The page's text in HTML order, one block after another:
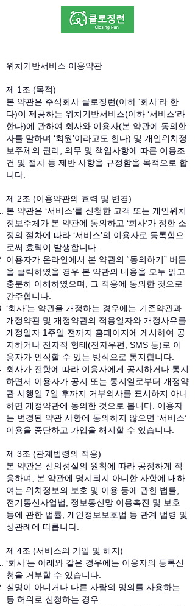
위치기반서비스 이용약관
제 1조 (목적)
본 약관은 주식회사 클로징런(이하 ‘회사’라 한
다)이 제공하는 위치기반서비스(이하 ‘서비스’라
한다)에 관하여 회사와 이용자(본 약관에 동의한
자를 말하며 ‘회원’이라고도 한다) 및 개인위치정
보주체의 권리, 의무 및 책임사항에 따른 이용조
건 및 절차 등 제반 사항을 규정함을 목적으로 합
니다.
제 2조 (이용약관의 효력 및 변경)
본 약관은 ‘서비스’를 신청한 고객 또는 개인위치
정보주체가 본 약관에 동의하고 ‘회사’가 정한 소
정의 절차에 따라 ‘서비스’의 이용자로 등록함으
로써 효력이 발생합니다.
이용자가 온라인에서 본 약관의 “동의하기” 버튼
을 클릭하였을 경우 본 약관의 내용을 모두 읽고
충분히 이해하였으며, 그 적용에 동의한 것으로
간주합니다.
‘회사’는 약관을 개정하는 경우에는 기존약관과
개정약관 및 개정약관의 적용일자와 개정사유를
개정일자 1주일 전까지 홈페이지에 게시하여 공
지하거나 전자적 형태(전자우편, SMS 등)로 이
용자가 인식할 수 있는 방식으로 통지합니다.
회사가 전항에 따라 이용자에게 공지하거나 통지
하면서 이용자가 공지 또는 통지일로부터 개정약
관 시행일 7일 후까지 거부의사를 표시하지 아니
하면 개정약관에 동의한 것으로 봅니다. 이용자
는 변경된 약관 사항에 동의하지 않으면 ‘서비스’
이용을 중단하고 가입을 해지할 수 있습니다.
제 3조 (관계법령의 적용)
본 약관은 신의성실의 원칙에 따라 공정하게 적
용하며, 본 약관에 명시되지 아니한 사항에 대하
여는 위치정보의 보호 및 이용 등에 관한 법률,
전기통신사업법, 정보통신망 이용촉진 및 보호
등에 관한 법률, 개인정보보호법 등 관계 법령 및
상관례에 따릅니다.
제 4조 (서비스의 가입 및 해지)
‘회사’는 아래와 같은 경우에는 이용자의 등록신
청을 거부할 수 있습니다.
실명이 아니거나 다른 사람의 명의를 사용하는
등 허위로 신청하는 경우